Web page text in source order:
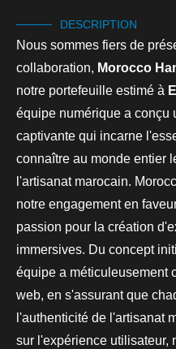
DESCRIPTION
Nous sommes fiers de
collaboration, Morocco
notre portefeuille estimé à
équipe numérique a conçu
captivante qui incarne
connaître au monde entier
l'artisanat marocain.
notre engagement en
passion pour la création
immersives. Du concept
équipe a méticuleusement
web, en s'assurant que
l'authenticité de l'artisanat
sur l'expérience utilisateur,